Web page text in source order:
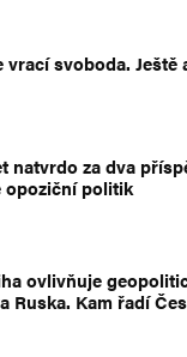
vrací svoboda. Ještě
natvrdo za dva
opoziční politik
ovlivňuje
Ruska. Kam řadí